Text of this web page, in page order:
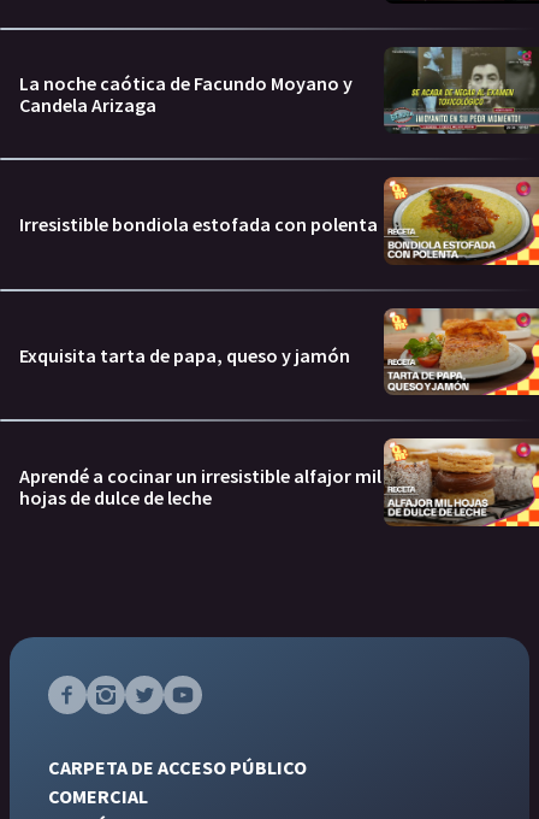
La noche caótica de Facundo Moyano y
Candela Arizaga
Irresistible bondiola estofada con polenta
Exquisita tarta de papa, queso y jamón
Aprendé a cocinar un irresistible alfajor mil
hojas de dulce de leche
CARPETA DE ACCESO PÚBLICO
COMERCIAL